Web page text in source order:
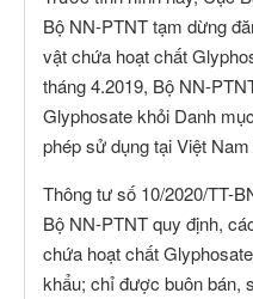
Bộ NN-PTNT tạm dừng
vật chứa hoạt chất
tháng 4.2019, Bộ NN-
Glyphosate khỏi Danh
phép sử dụng tại Việt
Thông tư số 10/2020/TT-
Bộ NN-PTNT quy định,
chứa hoạt chất
khẩu; chỉ được buôn bán,